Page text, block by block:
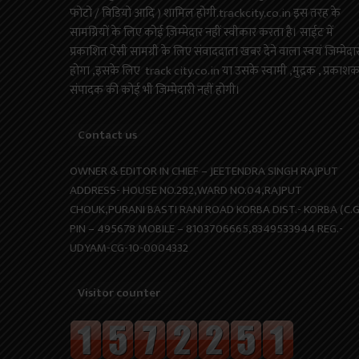
फोटो / विडियो आदि ) शामिल होगी.trackcity.co.in इस तरह के
सामग्रियों के लिए कोई ज़िम्मेदार नहीं स्वीकार करता है। साईट में
प्रकाशित ऐसी सामग्री के लिए संवाददाता खबर देने वाला स्वयं
होगा ,इसके लिए track city.co.in या उसके स्वामी ,मुद्रक , प्रकाशक
संपादक की कोई भी जिम्मेदारी नहीं होगी।
Contact us
OWNER & EDITOR IN CHIEF – JEETENDRA SINGH RAJPUT
ADDRESS- HOUSE NO.282,WARD NO.04,RAJPUT
CHOUK,PURANI BASTI RANI ROAD KORBA DIST.- KORBA
PIN – 495678 MOBILE – 8103706665,8349533944 REG.-
UDYAM-CG-10-0004332
Visitor counter